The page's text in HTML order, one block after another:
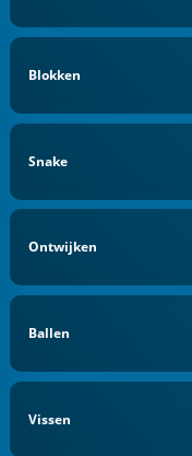
Blokken
Snake
Ontwijken
Ballen
Vissen